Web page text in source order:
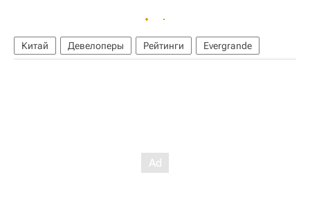
Китай Девелоперы Рейтинги Evergrande